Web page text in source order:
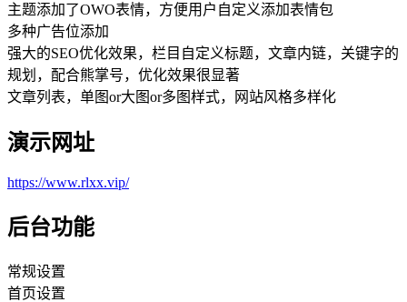
主题添加了OWO表情，方便用户自定义添加表情包
多种广告位添加
强大的SEO优化效果，栏目自定义标题，文章内链，关键字的
规划，配合熊掌号，优化效果很显著
文章列表，单图or大图or多图样式，网站风格多样化
演示网址
https://www.rlxx.vip/
后台功能
常规设置
首页设置